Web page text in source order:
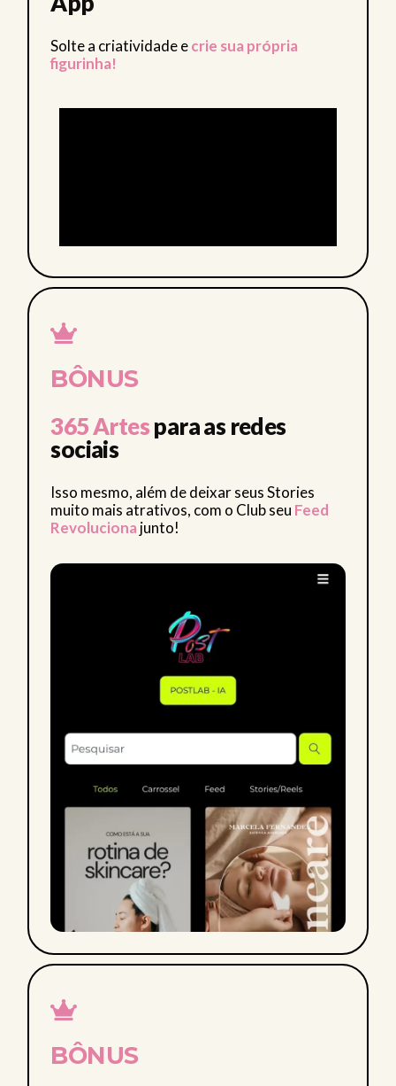
Solte a criatividade ecrie sua própria
figurinha!
BÔNUS
365 Artespara as redes
sociais
Isso mesmo, além de deixar seus Stories
muito mais atrativos, com o Club seu Feed
Revoluciona junto!
BÔNUS